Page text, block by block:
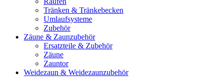
Tränken & Tränkebecken
Umlaufsysteme
Zubehör
Zäune & Zaunzubehör
Ersatzteile & Zubehör
Zäune
Zauntor
Weidezaun & Weidezaunzubehör